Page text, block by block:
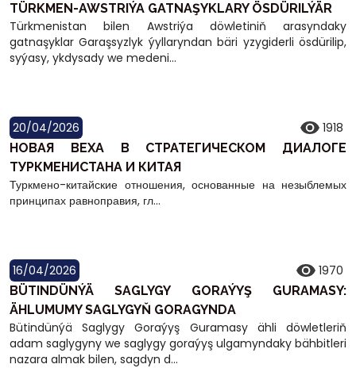
TÜRKMEN-AWSTRIÝA GATNAŞYKLARY ÖSDÜRILÝÄR
Türkmenistan bilen Awstriýa döwletiniň arasyndaky
gatnaşyklar Garaşsyzlyk ýyllaryndan bäri yzygiderli ösdürilip,
syýasy, ykdysady we medeni...
20/04/2026 1918
НОВАЯ ВЕХА В СТРАТЕГИЧЕСКОМ ДИАЛОГЕ
ТУРКМЕНИСТАНА И КИТАЯ
Туркмено-китайские отношения, основанные на незыблемых
принципах равноправия, гл...
16/04/2026 1970
BÜTINDÜNÝÄ SAGLYGY GORAÝYŞ GURAMASY:
ÄHLUMUMY SAGLYGYŇ GORAGYNDA
Bütindünýä Saglygy Goraýyş Guramasy ähli döwletleriň
adam saglygyny we saglygy goraýyş ulgamyndaky bähbitleri
nazara almak bilen, sagdyn d...